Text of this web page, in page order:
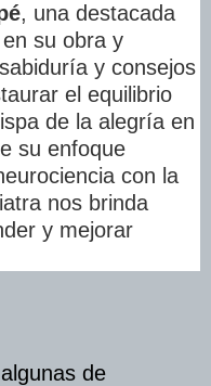
, una destacada
su obra y
y consejos
el equilibrio
de la alegría en
su enfoque
con la
nos brinda
y mejorar
de